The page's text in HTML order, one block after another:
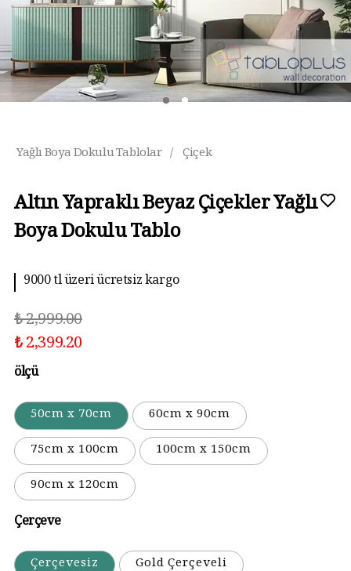
Yağlı Boya Dokulu Tablolar / Çiçek
Altın Yapraklı Beyaz Çiçekler Yağlı
Boya Dokulu Tablo
9000 tl üzeri ücretsiz kargo
₺ 2,999.00
₺ 2,399.20
ölçü
50cm x 70cm
60cm x 90cm
75cm x 100cm
100cm x 150cm
90cm x 120cm
Çerçeve
Çerçevesiz
Gold Çerçeveli